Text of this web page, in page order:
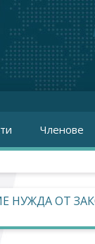
Членове
НУЖДА ОТ